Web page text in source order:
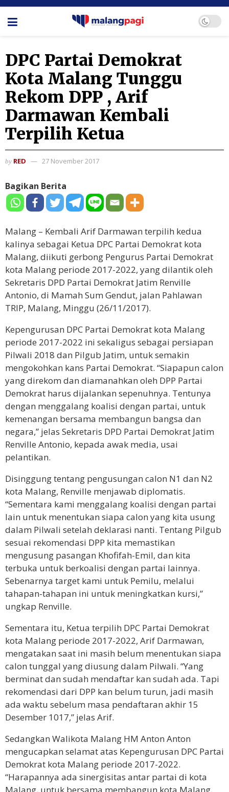
DPC Partai Demokrat
Kota Malang Tunggu
Rekom DPP , Arif
Darmawan Kembali
Terpilih Ketua
by RED 27 November 2017
Bagikan Berita
Malang – Kembali Arif Darmawan terpilih kedua
kalinya sebagai Ketua DPC Partai Demokrat kota
Malang, diikuti gerbong Pengurus Partai Demokrat
kota Malang periode 2017-2022, yang dilantik oleh
Sekretaris DPD Partai Demokrat Jatim Renville
Antonio, di Mamah Sum Gendut, jalan Pahlawan
TRIP, Malang, Minggu (26/11/2017).
Kepengurusan DPC Partai Demokrat kota Malang
periode 2017-2022 ini sekaligus sebagai persiapan
Pilwali 2018 dan Pilgub Jatim, untuk semakin
mengokohkan kans Partai Demokrat. “Siapapun calon
yang direkom dan diamanahkan oleh DPP Partai
Demokrat harus dijalankan sepenuhnya. Tentunya
dengan menggalang koalisi dengan partai, untuk
kemenangan bersama membangun bangsa dan
negara,” jelas Sekretaris DPD Partai Demokrat Jatim
Renville Antonio, kepada awak media, usai
pelantikan.
Disinggung tentang pengusungan calon N1 dan N2
kota Malang, Renville menjawab diplomatis.
“Sementara kami menggalang koalisi dengan partai
lain untuk menentukan siapa calon yang kita usung
dalam Pilwali setelah deklarasi nanti. Tentang Pilgub
sesuai rekomendasi DPP kita memastikan
mengusung pasangan Khofifah-Emil, dan kita
terbuka untuk berkoalisi dengan partai lainnya.
Sebenarnya target kami untuk Pemilu, melalui
tahapan-tahapan ini untuk meningkatkan kursi,”
ungkap Renville.
Sementara itu, Ketua terpilih DPC Partai Demokrat
kota Malang periode 2017-2022, Arif Darmawan,
mengatakan saat ini masih belum menentukan siapa
calon tunggal yang diusung dalam Pilwali. “Yang
berminat dan sudah mendaftar kan sudah ada. Tapi
rekomendasi dari DPP kan belum turun, jadi masih
ada waktu sebelum masa pendaftaran akhir 15
Desember 1017,” jelas Arif.
Sedangkan Walikota Malang HM Anton Anton
mengucapkan selamat atas Kepengurusan DPC Partai
Demokrat kota Malang periode 2017-2022.
“Harapannya ada sinergisitas antar partai di kota
Malang, untuk bersama membangun kota Malang.